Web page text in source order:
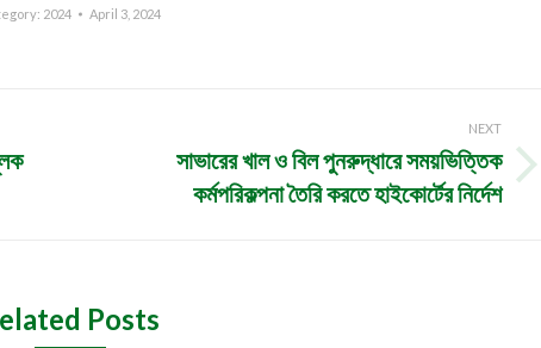
2024 April 3, 2024
NEXT
সাভারের খাল ও বিল পুনরুদ্ধারে সময়ভিত্তিক
কর্মপরিকল্পনা তৈরি করতে হাইকোর্টের নির্দেশ
Posts